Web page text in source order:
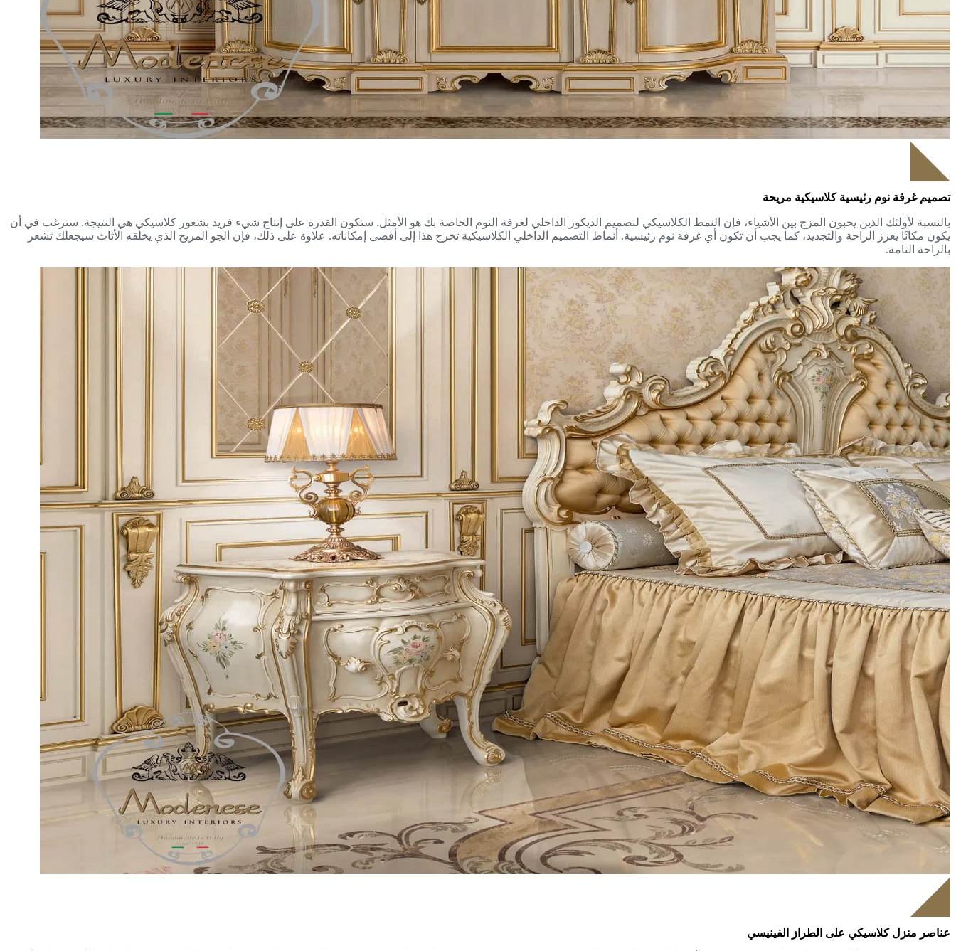
تصميم غرفة نوم رئيسية كلاسيكية مريحة
بالنسبة لأولئك الذين يحبون المزج بين الأشياء، فإن النمط الكلاسيكي لتصميم الديكور الداخلي لغرفة النوم الخاصة بك هو الأمثل. ستكون القدرة على إنتاج شيء فريد بشعور كلاسيكي هي النتيجة. سترغب في أن
يكون مكانًا يعزز الراحة والتجديد، كما يجب أن تكون أي غرفة نوم رئيسية. أنماط التصميم الداخلي الكلاسيكية تخرج هذا إلى أقصى إمكاناته. علاوة على ذلك، فإن الجو المريح الذي يخلقه الأثاث سيجعلك تشعر
بالراحة التامة.
عناصر منزل كلاسيكي على الطراز الفينيسي